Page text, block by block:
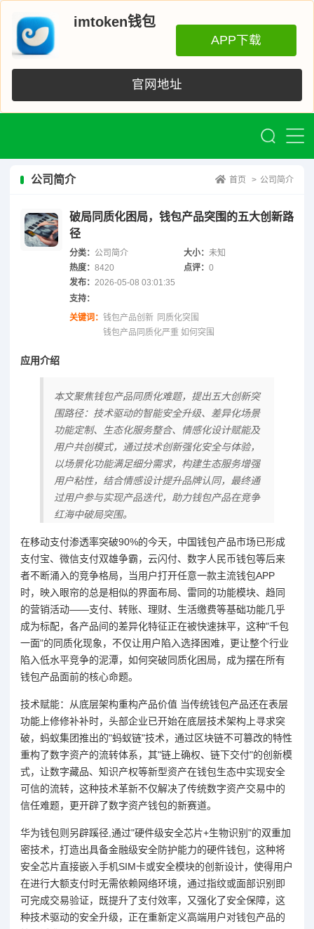
imtoken钱包
APP下载
官网地址
公司简介 首页 > 公司简介
破局同质化困局，钱包产品突围的五大创新路
径
分类： 公司简介 大小：未知
热度： 8420 点评：0
发布： 2026-05-08 03:01:35
支持：
关键词： 钱包产品创新 同质化突围
钱包产品同质化严重 如何突围
应用介绍
本文聚焦钱包产品同质化难题，提出五大创新突
围路径：技术驱动的智能安全升级、差异化场景
功能定制、生态化服务整合、情感化设计赋能及
用户共创模式，通过技术创新强化安全与体验，
以场景化功能满足细分需求，构建生态服务增强
用户粘性，结合情感设计提升品牌认同，最终通
过用户参与实现产品迭代，助力钱包产品在竞争
红海中破局突围。
在移动支付渗透率突破90%的今天，中国钱包产品市场已形成
支付宝、微信支付双雄争霸，云闪付、数字人民币钱包等后来
者不断涌入的竞争格局，当用户打开任意一款主流钱包APP
时，映入眼帘的总是相似的界面布局、雷同的功能模块、趋同
的营销活动——支付、转账、理财、生活缴费等基础功能几乎
成为标配，各产品间的差异化特征正在被快速抹平，这种"千包
一面"的同质化现象，不仅让用户陷入选择困难，更让整个行业
陷入低水平竞争的泥潭，如何突破同质化困局，成为摆在所有
钱包产品面前的核心命题。
技术赋能：从底层架构重构产品价值 当传统钱包产品还在表层
功能上修修补补时，头部企业已开始在底层技术架构上寻求突
破，蚂蚁集团推出的"蚂蚁链"技术，通过区块链不可篡改的特性
重构了数字资产的流转体系，其"链上确权、链下交付"的创新模
式，让数字藏品、知识产权等新型资产在钱包生态中实现安全
可信的流转，这种技术革新不仅解决了传统数字资产交易中的
信任难题，更开辟了数字资产钱包的新赛道。
华为钱包则另辟蹊径,通过"硬件级安全芯片+生物识别"的双重加
密技术，打造出具备金融级安全防护能力的硬件钱包，这种将
安全芯片直接嵌入手机SIM卡或安全模块的创新设计，使得用户
在进行大额支付时无需依赖网络环境，通过指纹或面部识别即
可完成交易验证，既提升了支付效率，又强化了安全保障，这
种技术驱动的安全升级，正在重新定义高端用户对钱包产品的